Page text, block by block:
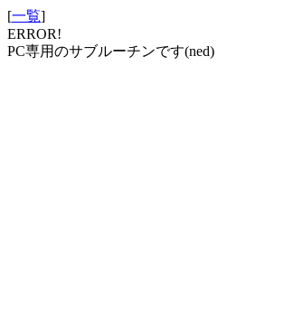
[一覧]
ERROR!
PC専用のサブルーチンです(ned)